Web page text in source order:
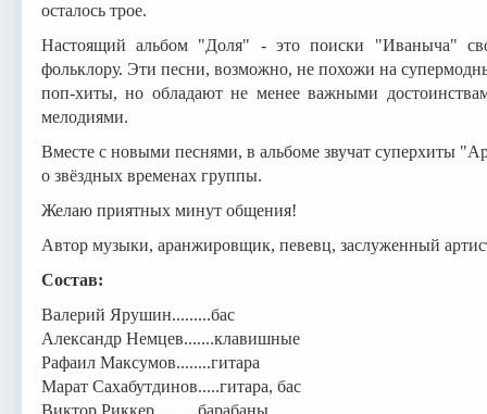
осталось трое.
Настоящий альбом "Доля" - это поиски "Иваныча"
фольклору. Эти песни, возможно, не похожи на
поп-хиты, но обладают не менее важными
мелодиями.
Вместе с новыми песнями, в альбоме звучат суперхиты
о звёздных временах группы.
Желаю приятных минут общения!
Автор музыки, аранжировщик, певевц, заслуженный
Состав:
Валерий Ярушин.........бас
Александр Немцев.......клавишные
Рафаил Максумов........гитара
Марат Сахабутдинов.....гитара, бас